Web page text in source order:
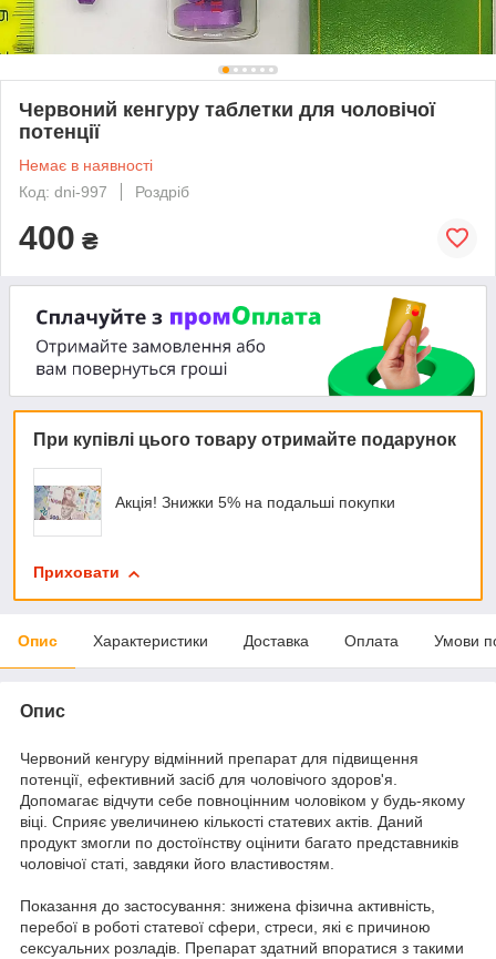
Червоний кенгуру таблетки для чоловічої
потенції
Немає в наявності
Код: dni-997
Роздріб
400 ₴
При купівлі цього товару отримайте подарунок
Акція! Знижки 5% на подальші покупки
Приховати
Опис Характеристики Доставка Оплата Умови
Опис
Червоний кенгуру відмінний препарат для підвищення
потенції, ефективний засіб для чоловічого здоров'я.
Допомагає відчути себе повноцінним чоловіком у будь-якому
віці. Сприяє увеличинею кількості статевих актів. Даний
продукт змогли по достоїнству оцінити багато представників
чоловічої статі, завдяки його властивостям.
Показання до застосування: знижена фізична активність,
перебої в роботі статевої сфери, стреси, які є причиною
сексуальних розладів. Препарат здатний впоратися з такими